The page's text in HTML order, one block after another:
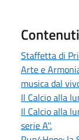
Staffetta di
Arte e
musica dal
Il Calcio alla
Il Calcio alla
serie A''.